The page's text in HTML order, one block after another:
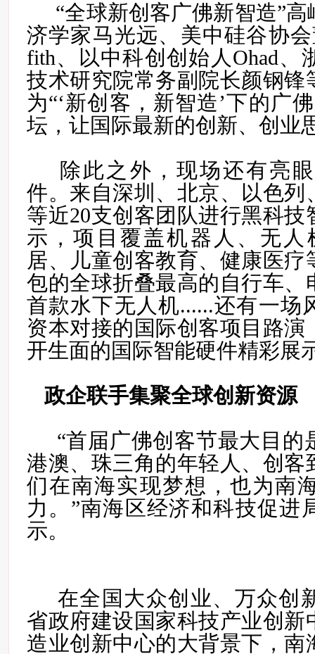
“全球新创客广佛新智造”
济学家马光远、美中硅谷协
fith、以中科创创始人Ohad、
技术研究院常务副院长颜钢锋
为“‘新创客，新智造’下的广
坛，让国际最新的创新、创业
除此之外，现场还有亮
件。 来自深圳、北京、以色列
等近20支创客团队进行黑科技
示，项目覆盖机器人、无人
居、儿童创客教育、健康医疗
包的全球折叠最高的自行车、
首款水下无人机......还有一场
资本对接的国际创客项目路演
开生面的国际智能硬件精彩展
政企联手集聚全球创新资源
“首届广佛创客节最大目的
港澳、珠三角的年轻人、创客
们在南海实现梦想，也为南
力。”南海区经济和科技促进
示。
在全国大众创业、万众创
省政府建设国家科技产业创新
造业创新中心的大背景下，南